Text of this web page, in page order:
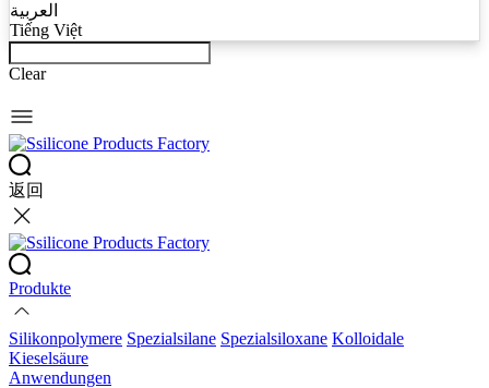
العربية
Tiếng Việt
Clear
返回
Produkte
Silikonpolymere Spezialsilane Spezialsiloxane Kolloidale
Kieselsäure
Anwendungen